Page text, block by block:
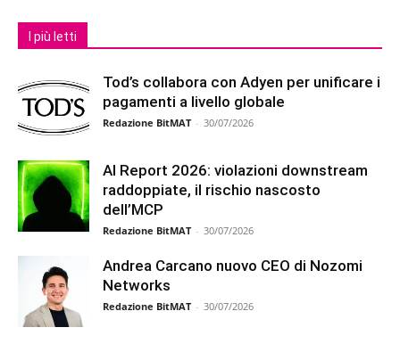
I più letti
Tod’s collabora con Adyen per unificare i
pagamenti a livello globale
Redazione BitMAT - 30/07/2026
AI Report 2026: violazioni downstream
raddoppiate, il rischio nascosto
dell’MCP
Redazione BitMAT - 30/07/2026
Andrea Carcano nuovo CEO di Nozomi
Networks
Redazione BitMAT - 30/07/2026